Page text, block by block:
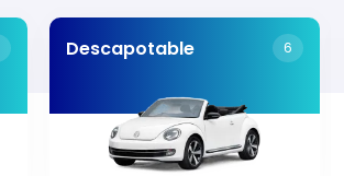
Descapotable 6